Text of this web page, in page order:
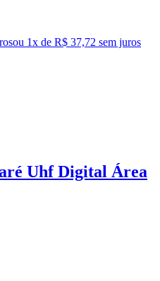
ou 1x de R$ 37,72 sem juros
Uhf Digital Área